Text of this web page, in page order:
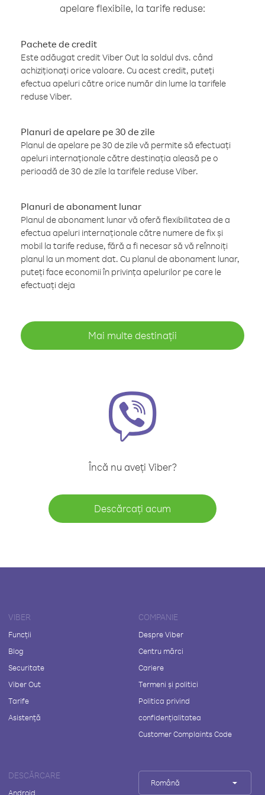
apelare flexibile, la tarife reduse:
Pachete de credit
Este adăugat credit Viber Out la soldul dvs. când
achiziționați orice valoare. Cu acest credit, puteți
efectua apeluri către orice număr din lume la tarifele
reduse Viber.
Planuri de apelare pe 30 de zile
Planul de apelare pe 30 de zile vă permite să efectuați
apeluri internaționale către destinația aleasă pe o
perioadă de 30 de zile la tarifele reduse Viber.
Planuri de abonament lunar
Planul de abonament lunar vă oferă flexibilitatea de a
efectua apeluri internaționale către numere de fix și
mobil la tarife reduse, fără a fi necesar să vă reînnoiți
planul la un moment dat. Cu planul de abonament lunar,
puteți face economii în privința apelurilor pe care le
efectuați deja
Mai multe destinații
Încă nu aveți Viber?
Descărcați acum
VIBER
Funcții
Blog
Securitate
Viber Out
Tarife
Asistență
COMPANIE
Despre Viber
Centru mărci
Cariere
Termeni și politici
Politica privind
confidențialitatea
Customer Complaints Code
DESCĂRCARE
Android
Română